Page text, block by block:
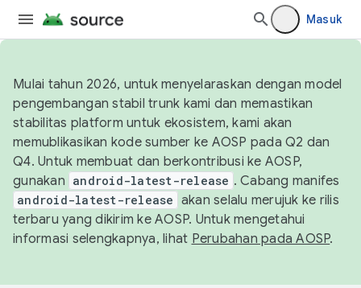
Masuk
Mulai tahun 2026, untuk menyelaraskan dengan model
pengembangan stabil trunk kami dan memastikan
stabilitas platform untuk ekosistem, kami akan
memublikasikan kode sumber ke AOSP pada Q2 dan
Q4. Untuk membuat dan berkontribusi ke AOSP,
gunakan android-latest-release . Cabang manifes
android-latest-release akan selalu merujuk ke rilis
terbaru yang dikirim ke AOSP. Untuk mengetahui
informasi selengkapnya, lihat Perubahan pada AOSP.